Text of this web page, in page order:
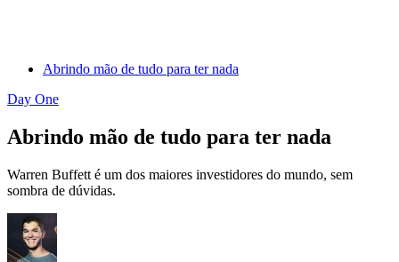
Abrindo mão de tudo para ter nada
Day One
Abrindo mão de tudo para ter nada
Warren Buffett é um dos maiores investidores do mundo, sem
sombra de dúvidas.